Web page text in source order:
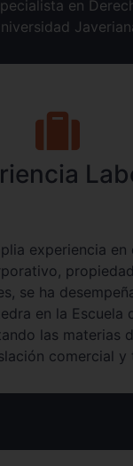
en
experiencia en
se ha
en la Escuela
las materias
comercial y